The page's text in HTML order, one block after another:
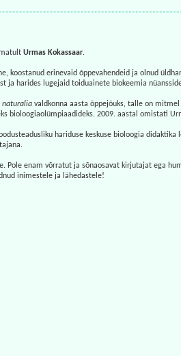
Urmas Kokassaar.
koostanud erinevaid õppevahendeid ja olnud
ja harides lugejaid toiduainete biokeemia
naturaliavaldkonna aasta õppejõuks, talle on
bioloogiaolümpiaadideks. 2009. aastal omistati
hariduse keskuse bioloogia
Pole enam võrratut ja sõnaosavat kirjutajat ega
inimestele ja lähedastele!